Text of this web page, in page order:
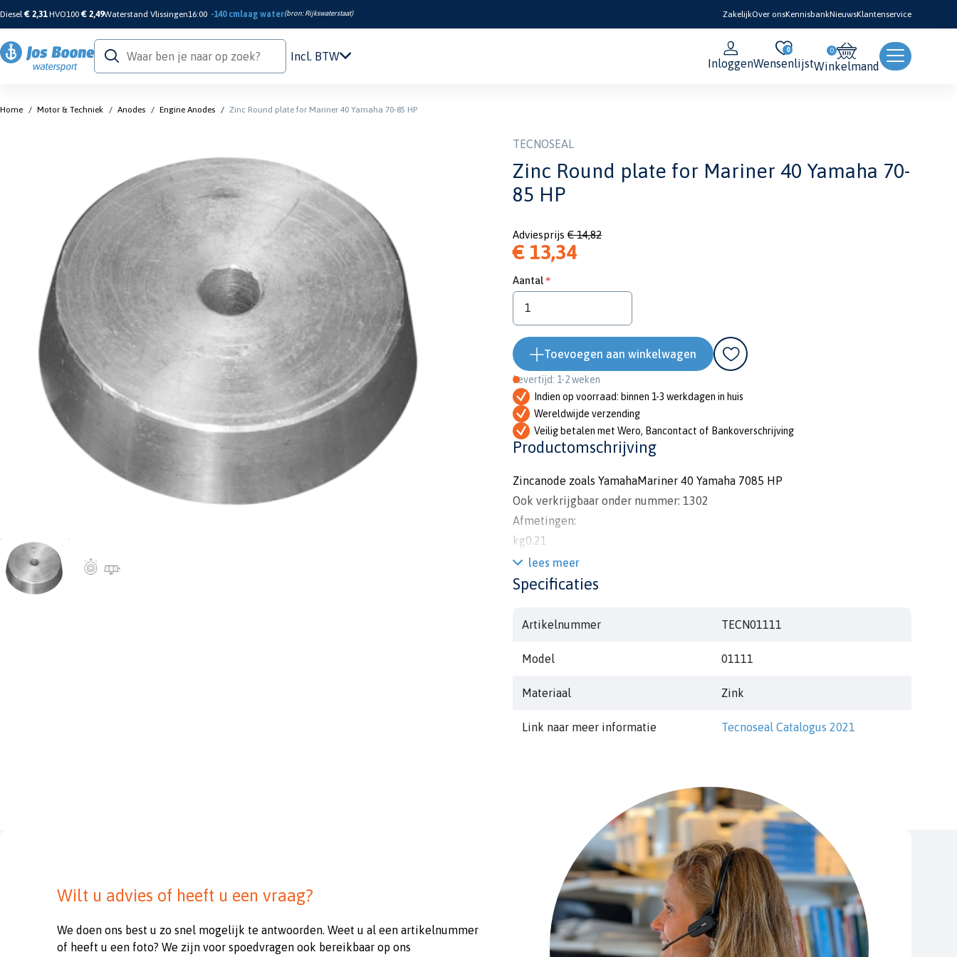
Diesel€ 2,31 HVO100 € 2,49Waterstand Vlissingen16:00 -140 cmlaag water(bron:Rijkswaterstaat) ZakelijkOver onsKennisbankNieuwsKlantenservice
Navigatie & Elektronica
Verf & Onderhoud
Tuigage & Dekuitrusting
Rubberboten & Motoren
Outlet
Incl. BTW
Inloggen
0
WensenlijstWinkelmand
Home / Motor & Techniek / Anodes / Engine Anodes / Zinc Round plate for Mariner 40 Yamaha 70-85 HP
TECNOSEAL
Zinc Round plate for Mariner 40 Yamaha 70-
85 HP
Adviesprijs € 14,82
€ 13,34
Aantal
Toevoegen aan winkelwagen
Levertijd: 1-2 weken
Indien op voorraad: binnen 1-3 werkdagen in huis
Wereldwijde verzending
Veilig betalen met Wero, Bancontact of Bankoverschrijving
Productomschrijving
Zincanode zoals YamahaMariner 40 Yamaha 7085 HP
Ook verkrijgbaar onder nummer: 1302
Afmetingen:
kg0.21
lbs0.46
h15mm
diam18mm
lees meer
Specificaties
Artikelnummer TECN01111
Model 01111
Materiaal Zink
Link naar meer informatie Tecnoseal Catalogus 2021
Wilt u advies of heeft u een vraag?
We doen ons best u zo snel mogelijk te antwoorden. Weet u al een artikelnummer
of heeft u een foto? We zijn voor spoedvragen ook bereikbaar op ons